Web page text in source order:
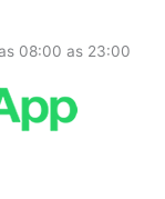
08:00 as 23:00